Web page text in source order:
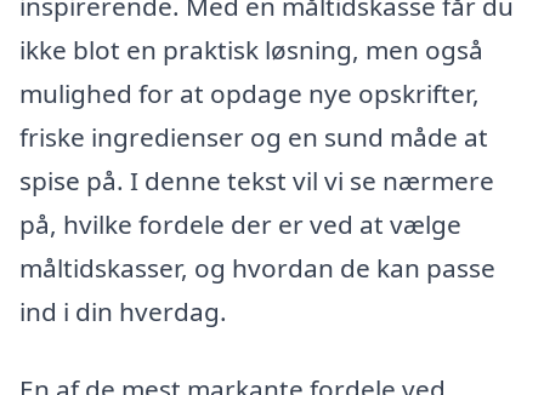
ikke blot en praktisk løsning, men også
mulighed for at opdage nye opskrifter,
friske ingredienser og en sund måde at
spise på. I denne tekst vil vi se nærmere
på, hvilke fordele der er ved at vælge
måltidskasser, og hvordan de kan passe
ind i din hverdag.